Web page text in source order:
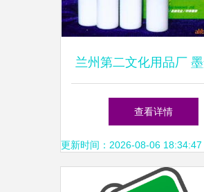
兰州第二文化用品厂
查看详情
更新时间：2026-08-06 18:34:47